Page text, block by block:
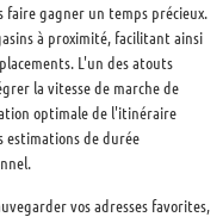
gagner un temps précieux.
à proximité, facilitant ainsi
L'un des atouts
la vitesse de marche de
optimale de l'itinéraire
estimations de durée
vos adresses favorites,